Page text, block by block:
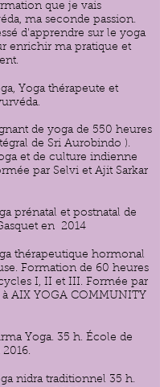
que je vais
ma seconde passion.
d'apprendre sur le yoga
enrichir ma pratique et
Yoga thérapeute et
de yoga de 550 heures
de Sri Aurobindo ).
et de culture indienne
par Selvi et Ajit Sarkar
prénatal et postnatal de
en 2014
thérapeutique hormonal
Formation de 60 heures
I, II et III. Formée par
AIX YOGA COMMUNITY
Yoga. 35 h. École de
nidra traditionnel 35 h.